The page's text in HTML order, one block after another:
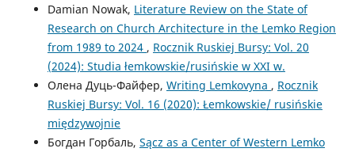
Damian Nowak, Literature Review on the State of
Research on Church Architecture in the Lemko Region
from 1989 to 2024 , Rocznik Ruskiej Bursy: Vol. 20
(2024): Studia łemkowskie/rusińskie w XXI w.
Олена Дуць-Файфер, Writing Lemkovyna , Rocznik
Ruskiej Bursy: Vol. 16 (2020): Łemkowskie/ rusińskie
międzywojnie
Богдан Горбаль, Sącz as a Center of Western Lemko